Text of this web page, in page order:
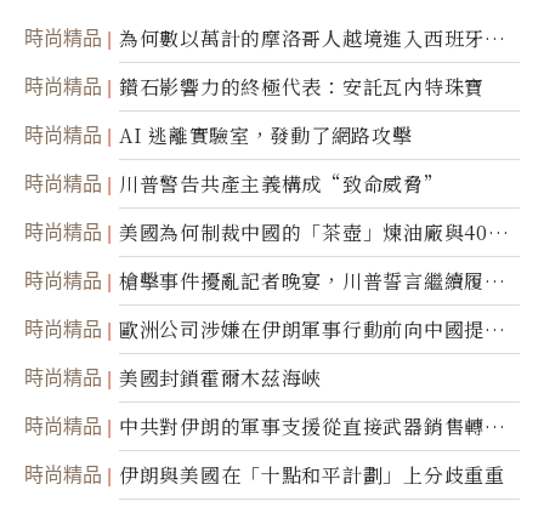
時尚精品
為何數以萬計的摩洛哥人越境進入西班牙休
達
時尚精品 鑽石影響力的終極代表：安託瓦內特珠寶
時尚精品 AI 逃離實驗室，發動了網路攻擊
時尚精品 川普警告共產主義構成“致命威脅”
時尚精品
美國為何制裁中國的「茶壺」煉油廠與40家
航運公司
時尚精品
槍擊事件擾亂記者晚宴，川普誓言繼續履行
職責
時尚精品
歐洲公司涉嫌在伊朗軍事行動前向中國提供
美軍基地的衛星影像
時尚精品 美國封鎖霍爾木茲海峽
時尚精品
中共對伊朗的軍事支援從直接武器銷售轉向
間接技術轉讓
時尚精品 伊朗與美國在「十點和平計劃」上分歧重重